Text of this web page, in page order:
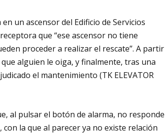
un ascensor del Edificio de Servicios
que “ese ascensor no tiene
proceder a realizar el rescate”. A partir
alguien le oiga, y finalmente, tras una
el mantenimiento (TK ELEVATOR
al pulsar el botón de alarma, no responde
la que al parecer ya no existe relación